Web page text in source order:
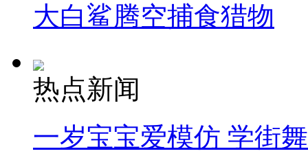
大白鲨腾空捕食猎物
热点新闻
一岁宝宝爱模仿 学街